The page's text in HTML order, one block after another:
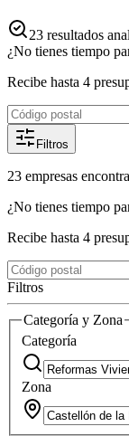
23 resultados
¿No tienes tiempo
Recibe hasta 4
Filtros
23 empresas
¿No tienes tiempo
Recibe hasta 4
Filtros
Categoría y Zona
Categoría
Zona